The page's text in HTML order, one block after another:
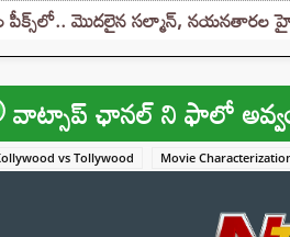
పీక్స్‌లో.. మొదలైన సల్మాన్, నయనతారల
వాట్సాప్ ఛానల్ ని ఫాలో
vs Tollywood Movie